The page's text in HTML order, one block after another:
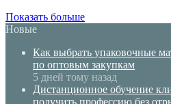
Показать больше
Новые
Как выбрать упаковочные
по оптовым закупкам
5 дней тому назад
Дистанционное обучение
получить профессию без